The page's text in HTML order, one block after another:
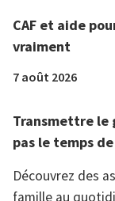
CAF et aide
vraiment
7 août 2026
Transmettre le
pas le temps
Découvrez des
famille au